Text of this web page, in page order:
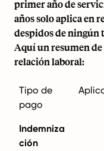
primer año de
años solo aplica en
despidos de ningún
Aquí un resumen
relación laboral:
Tipo de
pago
Indemniza
ción